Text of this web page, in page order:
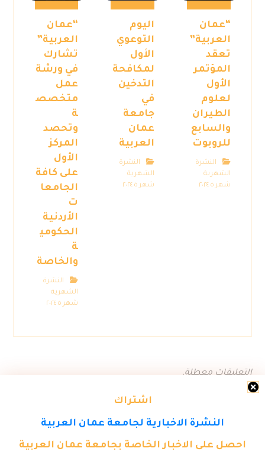
اشتراك
النشرة الاخبارية لجامعة عمان العربية
احصل على الاخبار الخاصة بجامعة عمان العربية
“عمان
العربية”
تعقد
المؤتمر
الأول
لعلوم
الطيران
والسابع
للروبوت
النشرة
الشهرية
شهر ٥ ٢٠٢٤
اليوم
التوعوي
الأول
لمكافحة
التدخين
في
جامعة
عمان
العربية
النشرة
الشهرية
شهر ٥ ٢٠٢٤
“عمان
العربية”
تشارك
في ورشة
عمل
متخصص
ة
وتحصد
المركز
الأول
على كافة
الجامعا
ت
الأردنية
الحكومي
ة
والخاصة
النشرة
الشهرية
شهر ٥ ٢٠٢٤
التعليقات معطلة.